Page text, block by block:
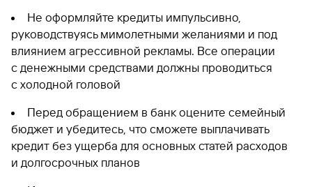
Не оформляйте кредиты импульсивно,
руководствуясь мимолетными желаниями и под
влиянием агрессивной рекламы. Все операции
с денежными средствами должны проводиться
с холодной головой
Перед обращением в банк оцените семейный
бюджет и убедитесь, что сможете выплачивать
кредит без ущерба для основных статей расходов
и долгосрочных планов